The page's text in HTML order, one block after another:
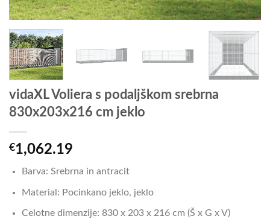
vidaXL Voliera s podaljškom srebrna
830x203x216 cm jeklo
€1,062.19
Barva: Srebrna in antracit
Material: Pocinkano jeklo, jeklo
Celotne dimenzije: 830 x 203 x 216 cm (Š x G x V)